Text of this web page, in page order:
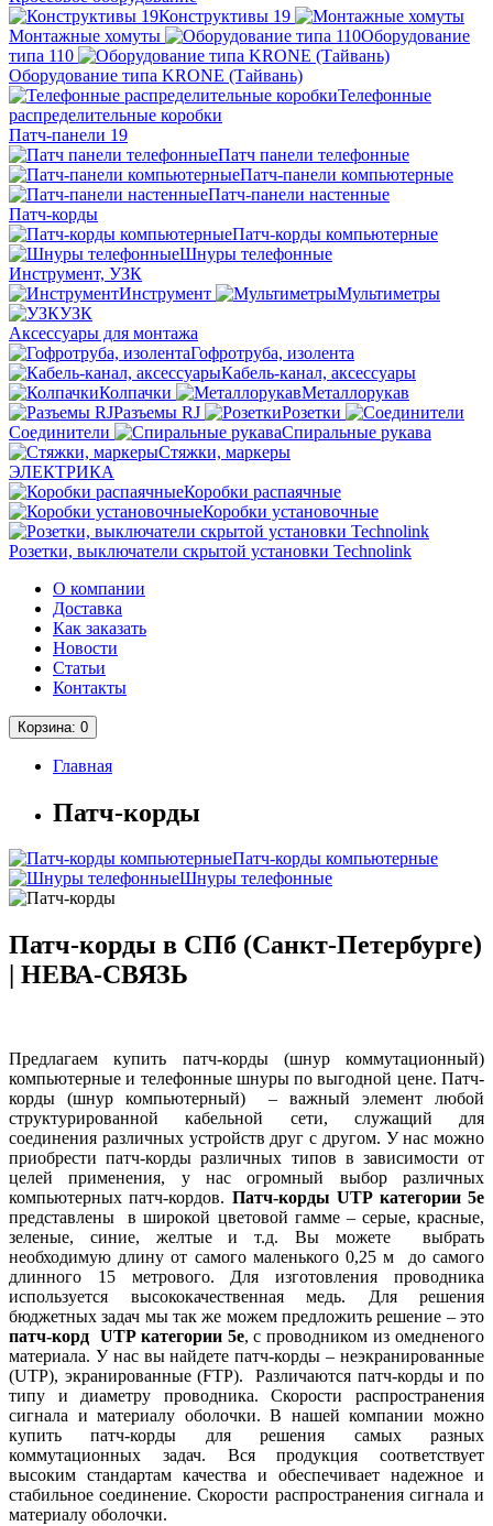
Конструктивы 19
Монтажные хомуты
Оборудование
типа 110
Оборудование типа KRONE (Тайвань)
Телефонные
распределительные коробки
Патч-панели 19
Патч панели телефонные
Патч-панели компьютерные
Патч-панели настенные
Патч-корды
Патч-корды компьютерные
Шнуры телефонные
Инструмент, УЗК
Инструмент
Мультиметры
УЗК
Аксессуары для монтажа
Гофротруба, изолента
Кабель-канал, аксессуары
Колпачки
Металлорукав
Разъемы RJ
Розетки
Соединители
Спиральные рукава
Стяжки, маркеры
ЭЛЕКТРИКА
Коробки распаячные
Коробки установочные
Розетки, выключатели скрытой установки Technolink
О компании
Доставка
Как заказать
Новости
Статьи
Контакты
Корзина: 0
Главная
Патч-корды
Патч-корды компьютерные
Шнуры телефонные
Патч-корды в СПб (Санкт-Петербурге)
| НЕВА-СВЯЗЬ
Предлагаем купить патч-корды (шнур коммутационный)
компьютерные и телефонные шнуры по выгодной цене. Патч-
корды (шнур компьютерный) – важный элемент любой
структурированной кабельной сети, служащий для
соединения различных устройств друг с другом. У нас можно
приобрести патч-корды различных типов в зависимости от
целей применения, у нас огромный выбор различных
компьютерных патч-кордов. Патч-корды UTP категории 5е
представлены в широкой цветовой гамме – серые, красные,
зеленые, синие, желтые и т.д. Вы можете выбрать
необходимую длину от самого маленького 0,25 м до самого
длинного 15 метрового. Для изготовления проводника
используется высококачественная медь. Для решения
бюджетных задач мы так же можем предложить решение – это
патч-корд UTP категории 5е, с проводником из омедненого
материала. У нас вы найдете патч-корды – неэкранированные
(UTP), экранированные (FTP). Различаются патч-корды и по
типу и диаметру проводника. Скорости распространения
сигнала и материалу оболочки. В нашей компании можно
купить патч-корды для решения самых разных
коммутационных задач. Вся продукция соответствует
высоким стандартам качества и обеспечивает надежное и
стабильное соединение. Скорости распространения сигнала и
материалу оболочки.